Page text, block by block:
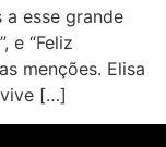
a esse grande
e “Feliz
menções. Elisa
[…]